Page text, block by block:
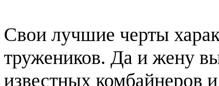
Свои лучшие черты
тружеников. Да и жену
известных комбайнеров